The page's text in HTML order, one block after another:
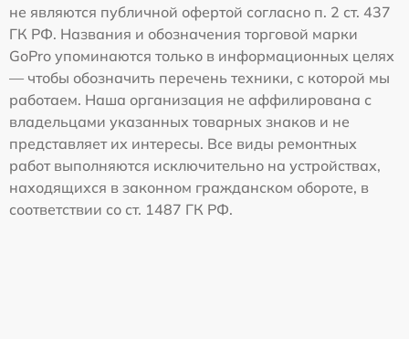
не являются публичной офертой согласно п. 2 ст. 437
ГК РФ. Названия и обозначения торговой марки
GoPro упоминаются только в информационных целях
— чтобы обозначить перечень техники, с которой мы
работаем. Наша организация не аффилирована с
владельцами указанных товарных знаков и не
представляет их интересы. Все виды ремонтных
работ выполняются исключительно на устройствах,
находящихся в законном гражданском обороте, в
соответствии со ст. 1487 ГК РФ.